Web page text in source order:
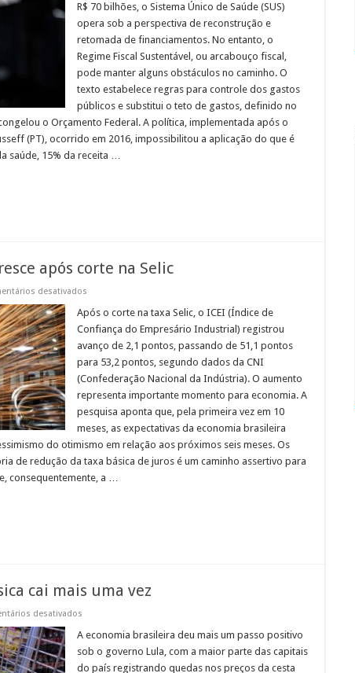
fica
o
SUS
com
novo
mecanismo
controle
de
gastos
R$ 70 bilhões, o Sistema Único de Saúde (SUS)
opera sob a perspectiva de reconstrução e
retomada de financiamentos. No entanto, o
Regime Fiscal Sustentável, ou arcabouço fiscal,
pode manter alguns obstáculos no caminho. O
texto estabelece regras para controle dos gastos
públicos e substitui o teto de gastos, definido no
o Orçamento Federal. A política, implementada após o
(PT), ocorrido em 2016, impossibilitou a aplicação do que é
saúde, 15% da receita …
após corte na Selic
desativados
da
cresce
após
corte
na
Selic
Após o corte na taxa Selic, o ICEI (Índice de
Confiança do Empresário Industrial) registrou
avanço de 2,1 pontos, passando de 51,1 pontos
para 53,2 pontos, segundo dados da CNI
(Confederação Nacional da Indústria). O aumento
representa importante momento para economia. A
pesquisa aponta que, pela primeira vez em 10
meses, as expectativas da economia brasileira
do otimismo em relação aos próximos seis meses. Os
de redução da taxa básica de juros é um caminho assertivo para
consequentemente, a …
cai mais uma vez
desativados
médio
cesta
básica
A economia brasileira deu mais um passo positivo
sob o governo Lula, com a maior parte das capitais
do país registrando quedas nos preços da cesta